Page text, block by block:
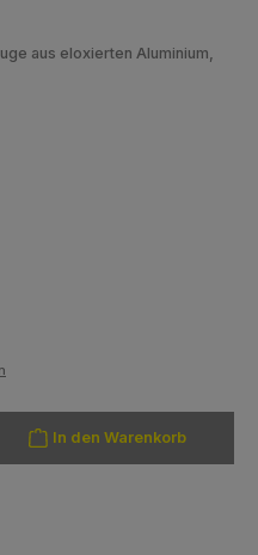
In den Warenkorb